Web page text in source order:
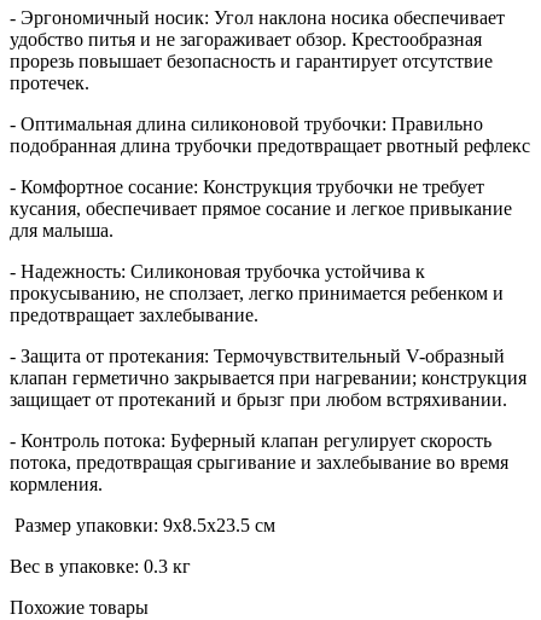
- Эргономичный носик: Угол наклона носика обеспечивает
удобство питья и не загораживает обзор. Крестообразная
прорезь повышает безопасность и гарантирует отсутствие
протечек.
- Оптимальная длина силиконовой трубочки: Правильно
подобранная длина трубочки предотвращает рвотный рефлекс
- Комфортное сосание: Конструкция трубочки не требует
кусания, обеспечивает прямое сосание и легкое привыкание
для малыша.
- Надежность: Силиконовая трубочка устойчива к
прокусыванию, не сползает, легко принимается ребенком и
предотвращает захлебывание.
- Защита от протекания: Термочувствительный V-образный
клапан герметично закрывается при нагревании; конструкция
защищает от протеканий и брызг при любом встряхивании.
- Контроль потока: Буферный клапан регулирует скорость
потока, предотвращая срыгивание и захлебывание во время
кормления.
Размер упаковки: 9х8.5х23.5 см
Вес в упаковке: 0.3 кг
Похожие товары